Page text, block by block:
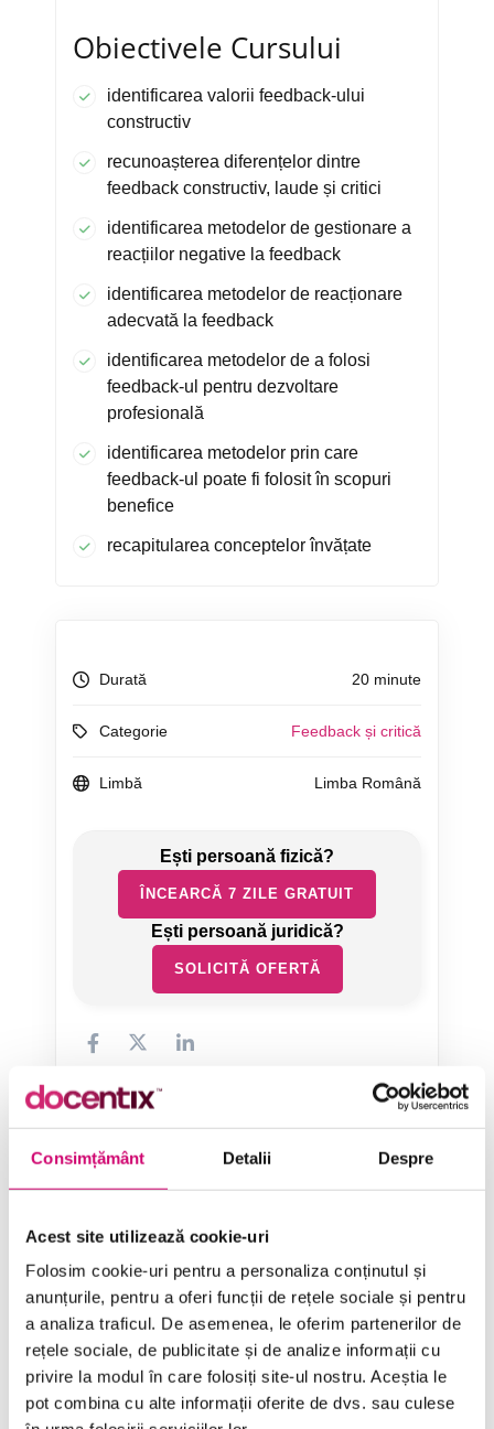
Consimțământ Detalii Despre
Acest site utilizează cookie-uri
Folosim cookie-uri pentru a personaliza conținutul și
anunțurile, pentru a oferi funcții de rețele sociale și pentru
a analiza traficul. De asemenea, le oferim partenerilor de
rețele sociale, de publicitate și de analize informații cu
privire la modul în care folosiți site-ul nostru. Aceștia le
pot combina cu alte informații oferite de dvs. sau culese
Obiectivele Cursului
identificarea valorii feedback-ului
constructiv
recunoașterea diferențelor dintre
feedback constructiv, laude și critici
identificarea metodelor de gestionare a
reacțiilor negative la feedback
identificarea metodelor de reacționare
adecvată la feedback
identificarea metodelor de a folosi
feedback-ul pentru dezvoltare
profesională
identificarea metodelor prin care
feedback-ul poate fi folosit în scopuri
benefice
recapitularea conceptelor învățate
Durată 20 minute
Categorie Feedback și critică
Limbă Limba Română
ÎNCEARCĂ 7 ZILE GRATUIT
SOLICITĂ OFERTĂ
Categorii de Cursuri
Comunicare
Dezvoltare personală și profesională
Finanțe
Limba Engleză
Management și Leadership